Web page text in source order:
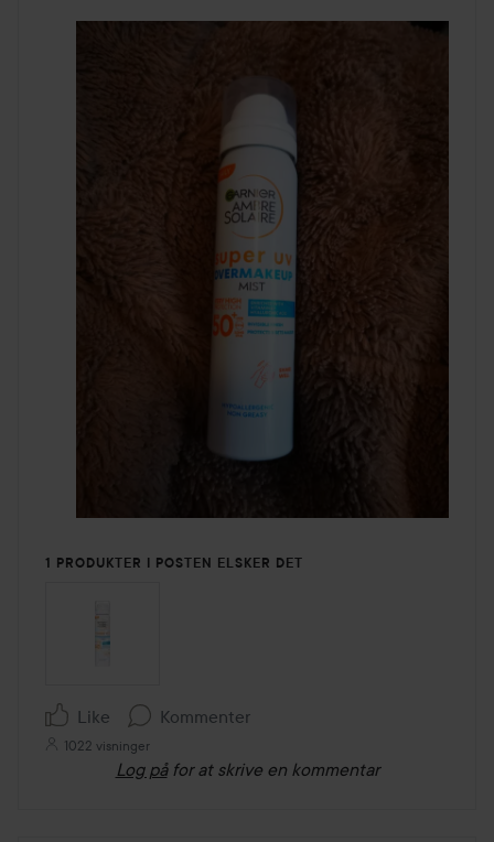
1 PRODUKTER I POSTEN ELSKER DET
Like Kommenter
1022 visninger
Log på for at skrive en kommentar